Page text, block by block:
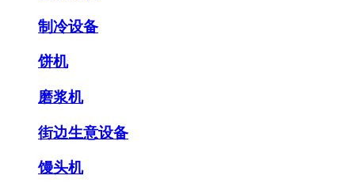
制冷设备
饼机
磨浆机
街边生意设备
馒头机